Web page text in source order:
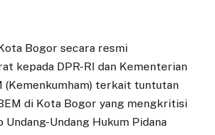
Kota Bogor secara resmi
kepada DPR-RI dan Kementerian
(Kemenkumham) terkait tuntutan
di Kota Bogor yang mengkritisi
Undang-Undang Hukum Pidana